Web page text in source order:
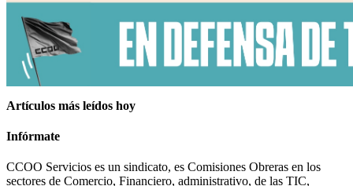
Artículos más leídos hoy
Infórmate
CCOO Servicios es un sindicato, es Comisiones Obreras en los
sectores de Comercio, Financiero, administrativo, de las TIC,